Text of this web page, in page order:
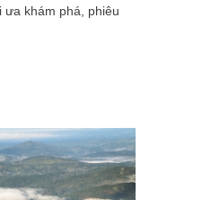
khám phá, phiêu